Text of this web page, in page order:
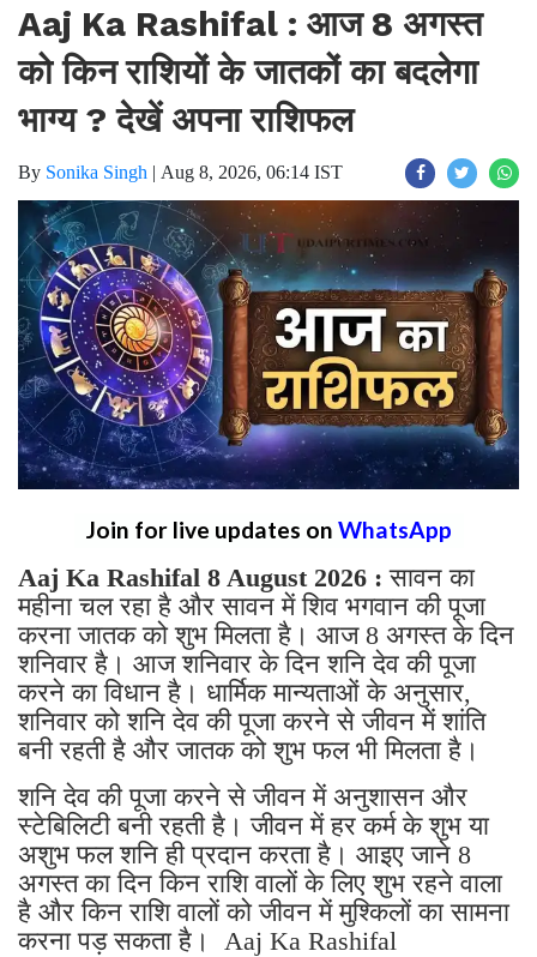
Aaj Ka Rashifal : आज 8 अगस्त
को किन राशियों के जातकों का बदलेगा
भाग्य ? देखें अपना राशिफल
By Sonika Singh | Aug 8, 2026, 06:14 IST
Join for live updates on WhatsApp
Aaj Ka Rashifal 8 August 2026 :सावन का
महीना चल रहा है और सावन में शिव भगवान की पूजा
करना जातक को शुभ मिलता है। आज 8 अगस्त के दिन
शनिवार है। आज शनिवार के दिन शनि देव की पूजा
करने का विधान है। धार्मिक मान्यताओं के अनुसार,
शनिवार को शनि देव की पूजा करने से जीवन में शांति
बनी रहती है और जातक को शुभ फल भी मिलता है।
शनि देव की पूजा करने से जीवन में अनुशासन और
स्टेबिलिटी बनी रहती है। जीवन में हर कर्म के शुभ या
अशुभ फल शनि ही प्रदान करता है। आइए जाने 8
अगस्त का दिन किन राशि वालों के लिए शुभ रहने वाला
है और किन राशि वालों को जीवन में मुश्किलों का सामना
करना पड़ सकता है। Aaj Ka Rashifal